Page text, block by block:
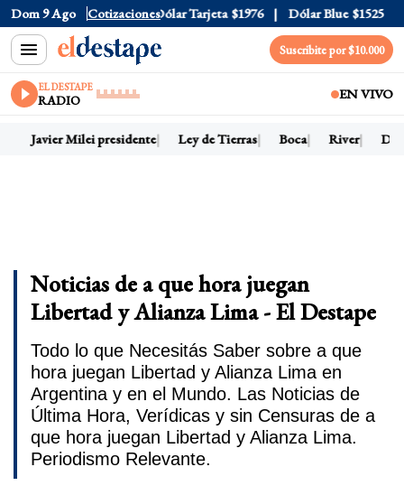
Dom 9 Ago Cotizaciones
Dólar Oficial $1520 Dólar Tarjeta $1976 Dólar Blue $1525
Suscribite por $10.000
EL DESTAPE
RADIO EN VIVO
Javier Milei presidente Ley de Tierras Boca River
Noticias de a que hora juegan
Libertad y Alianza Lima - El Destape
Todo lo que Necesitás Saber sobre a que
hora juegan Libertad y Alianza Lima en
Argentina y en el Mundo. Las Noticias de
Última Hora, Verídicas y sin Censuras de a
que hora juegan Libertad y Alianza Lima.
Periodismo Relevante.